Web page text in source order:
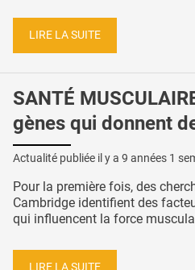
LIRE LA SUITE
SANTÉ
gènes qui donnent
Actualité publiée il y a 9 années 1
Pour la première fois, des
Cambridge identifient des
qui influencent la force